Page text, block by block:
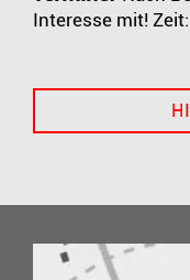
Interesse mit!